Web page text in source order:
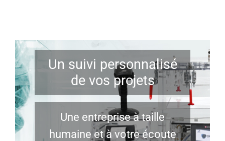
Un suivi personnalisé
de vos projets
Une entreprise à taille
humaine et à votre écoute